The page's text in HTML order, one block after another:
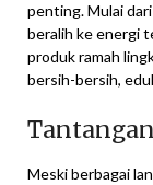
penting. Mulai
beralih ke energi
produk ramah
bersih-bersih,
Meski berbagai